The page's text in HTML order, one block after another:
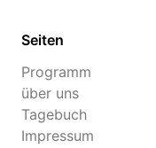
Seiten
Programm
über uns
Tagebuch
Impressum